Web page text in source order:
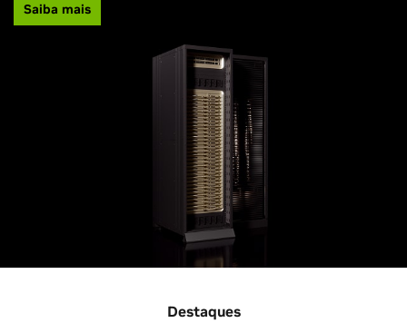
Saiba mais
Destaques